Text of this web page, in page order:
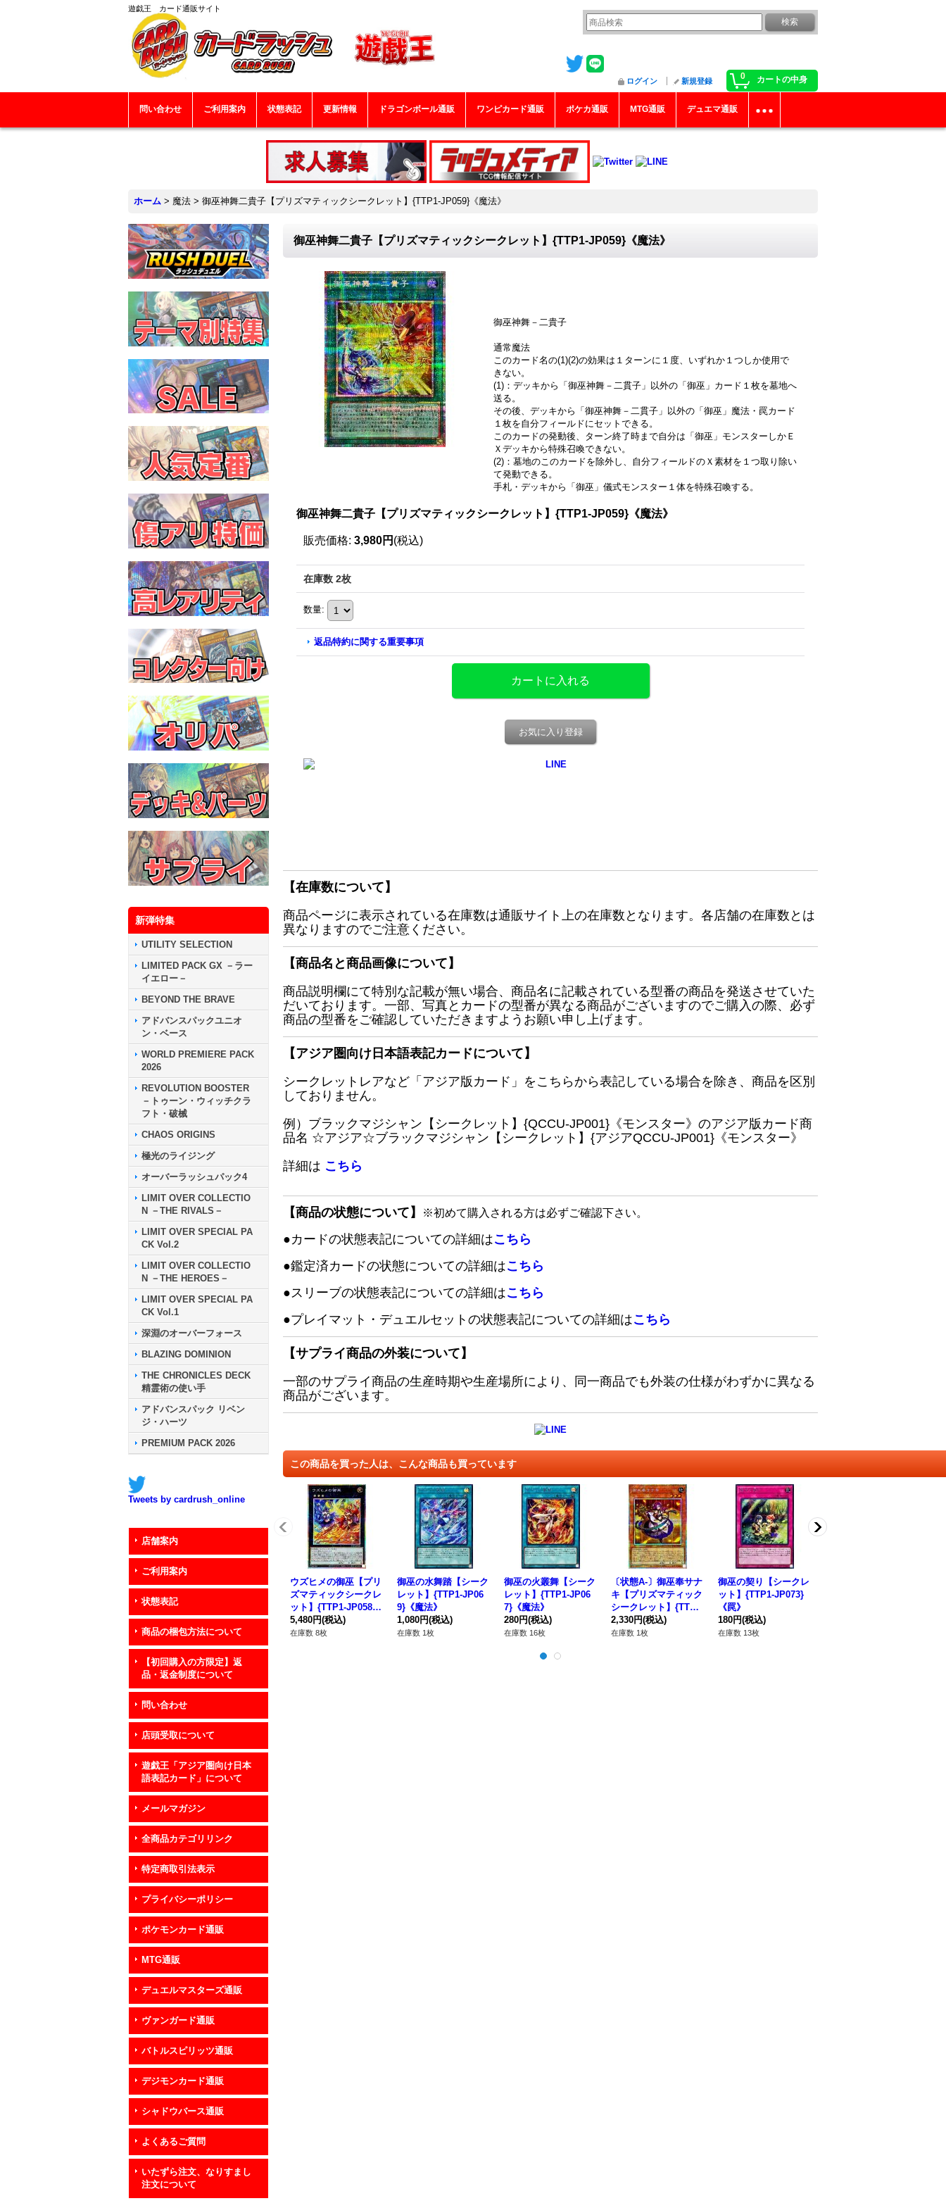
遊戯王 カード通販サイト
0 カートの中身
ログイン 新規登録
問い合わせ ご利用案内 状態表記 更新情報 ドラゴンボール通販 ワンピカード通販 ポケカ通販 MTG通販 デュエマ通販
ホーム > 魔法 > 御巫神舞二貴子【プリズマティックシークレット】{TTP1-JP059}《魔法》
新弾特集
UTILITY SELECTION
LIMITED PACK GX －ラー
イエロー－
BEYOND THE BRAVE
アドバンスパックユニオ
ン・ベース
WORLD PREMIERE PACK
2026
REVOLUTION BOOSTER
－トゥーン・ウィッチクラ
フト・破械
CHAOS ORIGINS
極光のライジング
オーバーラッシュパック4
LIMIT OVER COLLECTIO
N －THE RIVALS－
LIMIT OVER SPECIAL PA
CK Vol.2
LIMIT OVER COLLECTIO
N －THE HEROES－
LIMIT OVER SPECIAL PA
CK Vol.1
深淵のオーバーフォース
BLAZING DOMINION
THE CHRONICLES DECK
精霊術の使い手
アドバンスパック リベン
ジ・ハーツ
PREMIUM PACK 2026
Tweets by cardrush_online
店舗案内
ご利用案内
状態表記
商品の梱包方法について
【初回購入の方限定】返
品・返金制度について
問い合わせ
店頭受取について
遊戯王「アジア圏向け日本
語表記カード」について
メールマガジン
全商品カテゴリリンク
特定商取引法表示
プライバシーポリシー
ポケモンカード通販
MTG通販
デュエルマスターズ通販
ヴァンガード通販
バトルスピリッツ通販
デジモンカード通販
シャドウバース通販
よくあるご質問
いたずら注文、なりすまし
注文について
御巫神舞二貴子【プリズマティックシークレット】{TTP1-JP059}《魔法》
御巫神舞－二貴子
通常魔法
このカード名の(1)(2)の効果は１ターンに１度、いずれか１つしか使用で
きない。
(1)：デッキから「御巫神舞－二貫子」以外の「御巫」カード１枚を墓地へ
送る。
その後、デッキから「御巫神舞－二貫子」以外の「御巫」魔法・罠カード
１枚を自分フィールドにセットできる。
このカードの発動後、ターン終了時まで自分は「御巫」モンスターしかＥ
Ｘデッキから特殊召喚できない。
(2)：墓地のこのカードを除外し、自分フィールドのＸ素材を１つ取り除い
て発動できる。
手札・デッキから「御巫」儀式モンスター１体を特殊召喚する。
御巫神舞二貴子【プリズマティックシークレット】{TTP1-JP059}《魔法》
販売価格: 3,980円 (税込)
在庫数 2枚
数量:
返品特約に関する重要事項
お気に入り登録
【在庫数について】
商品ページに表示されている在庫数は通販サイト上の在庫数となります。各店舗の在庫数とは
異なりますのでご注意ください。
【商品名と商品画像について】
商品説明欄にて特別な記載が無い場合、商品名に記載されている型番の商品を発送させていた
だいております。一部、写真とカードの型番が異なる商品がございますのでご購入の際、必ず
商品の型番をご確認していただきますようお願い申し上げます。
【アジア圏向け日本語表記カードについて】
シークレットレアなど「アジア版カード」をこちらから表記している場合を除き、商品を区別
しておりません。
例）ブラックマジシャン【シークレット】{QCCU-JP001}《モンスター》のアジア版カード商
品名 ☆アジア☆ブラックマジシャン【シークレット】{アジアQCCU-JP001}《モンスター》
詳細は こちら
【商品の状態について】 ※初めて購入される方は必ずご確認下さい。
●カードの状態表記についての詳細はこちら
●鑑定済カードの状態についての詳細はこちら
●スリーブの状態表記についての詳細はこちら
●プレイマット・デュエルセットの状態表記についての詳細はこちら
【サプライ商品の外装について】
一部のサプライ商品の生産時期や生産場所により、同一商品でも外装の仕様がわずかに異なる
商品がございます。
この商品を買った人は、こんな商品も買っています
ウズヒメの御巫【プリ
ズマティックシークレ
ット】{TTP1-JP058}
《エクシーズ》
5,480円(税込)
在庫数 8枚
御巫の水舞踏【シーク
レット】{TTP1-JP06
9}《魔法》
1,080円(税込)
在庫数 1枚
御巫の火叢舞【シーク
レット】{TTP1-JP06
7}《魔法》
280円(税込)
在庫数 16枚
〔状態A-〕御巫奉サナ
キ【プリズマティック
シークレット】{TTP1-
JP057}《モンスタ
ー》
2,330円(税込)
在庫数 1枚
御巫の契り【シークレ
ット】{TTP1-JP073}
《罠》
180円(税込)
在庫数 13枚